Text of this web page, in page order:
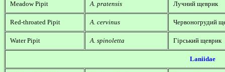
Meadow Pipit A. pratensis Лучний щеврик
Red-throated Pipit A. cervinus Червоногрудий
Water Pipit A. spinoletta Гірський щеврик
Laniidae